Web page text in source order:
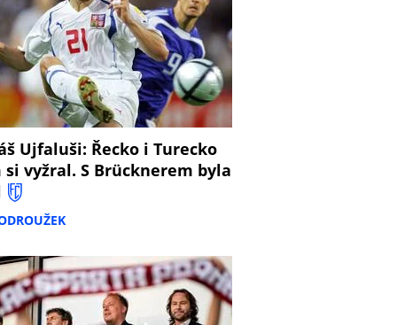
Ujfaluši: Řecko i Turecko
si vyžral. S Brücknerem byla
8